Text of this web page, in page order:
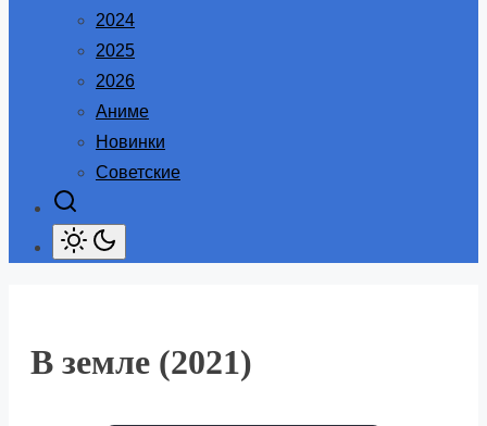
2024
2025
2026
Аниме
Новинки
Советские
В земле (2021)